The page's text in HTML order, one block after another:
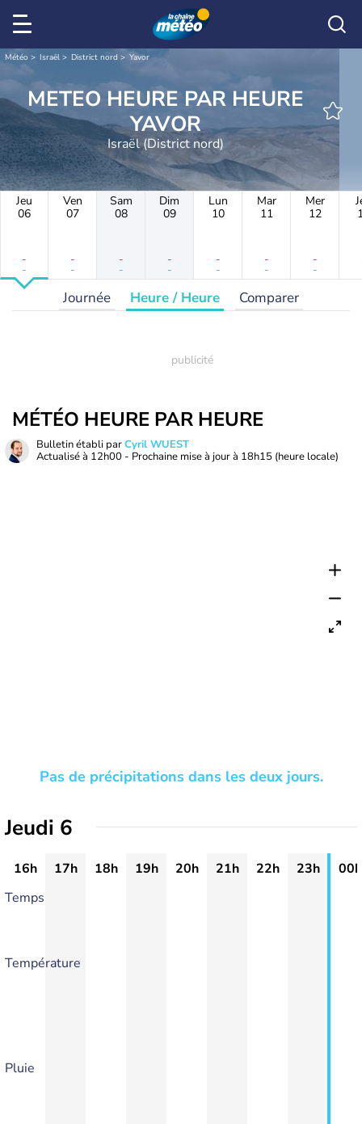
Météo Israël District nord Yavor
METEO HEURE PAR HEURE
YAVOR
Israël (District nord)
Jeu
06
-
-
Ven
07
-
-
Sam
08
-
-
Dim
09
-
-
Lun
10
-
-
Mar
11
-
-
Mer
12
-
-
Journée Heure / Heure Comparer
MÉTÉO HEURE PAR HEURE
Bulletin établi parCyril WUEST
Actualisé à 12h00 - Prochaine mise à jour à 18h15 (heure locale)
Pas de précipitations dans les deux jours.
Jeudi 6
16h 17h 18h 19h 20h 21h 22h 23h
00h
Temps
Température
Pluie